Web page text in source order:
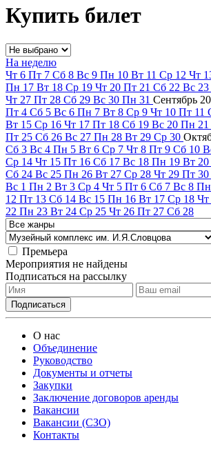
Купить билет
На неделю
Чт 6 Пт 7 Сб 8 Вс 9 Пн 10 Вт 11 Ср 12 Чт
Пн 17 Вт 18 Ср 19 Чт 20 Пт 21 Сб 22 Вс 23
Чт 27 Пт 28 Сб 29 Вс 30 Пн 31 Сентябрь
Пт 4 Сб 5 Вс 6 Пн 7 Вт 8 Ср 9 Чт 10 Пт 11
Вт 15 Ср 16 Чт 17 Пт 18 Сб 19 Вс 20 Пн 21
Пт 25 Сб 26 Вс 27 Пн 28 Вт 29 Ср 30
Сб 3 Вс 4 Пн 5 Вт 6 Ср 7 Чт 8 Пт 9 Сб 10
Ср 14 Чт 15 Пт 16 Сб 17 Вс 18 Пн 19 Вт 20
Сб 24 Вс 25 Пн 26 Вт 27 Ср 28 Чт 29 Пт 30
Вс 1 Пн 2 Вт 3 Ср 4 Чт 5 Пт 6 Сб 7 Вс 8 Пн
12 Пт 13 Сб 14 Вс 15 Пн 16 Вт 17 Ср 18 Чт
22 Пн 23 Вт 24 Ср 25 Чт 26 Пт 27 Сб 28
Премьера
Мероприятия не найдены
Подписаться на рассылку
О нас
Объединение
Руководство
Документы и отчеты
Закупки
Заключение договоров аренды
Вакансии
Вакансии (СЗО)
Контакты